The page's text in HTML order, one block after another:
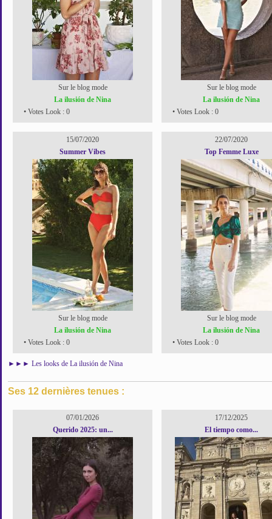
Sur le blog mode
La ilusión de Nina
• Votes Look : 0
Sur le blog mode
La ilusión de Nina
• Votes Look : 0
15/07/2020
Summer Vibes
Sur le blog mode
La ilusión de Nina
• Votes Look : 0
22/07/2020
Top Femme Luxe
Sur le blog mode
La ilusión de Nina
• Votes Look : 0
►►► Les looks de La ilusión de Nina
Ses 12 dernières tenues :
07/01/2026
Querido 2025: un...
17/12/2025
El tiempo como...